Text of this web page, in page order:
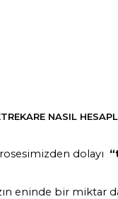
NASIL
dolayı
eninde bir miktar